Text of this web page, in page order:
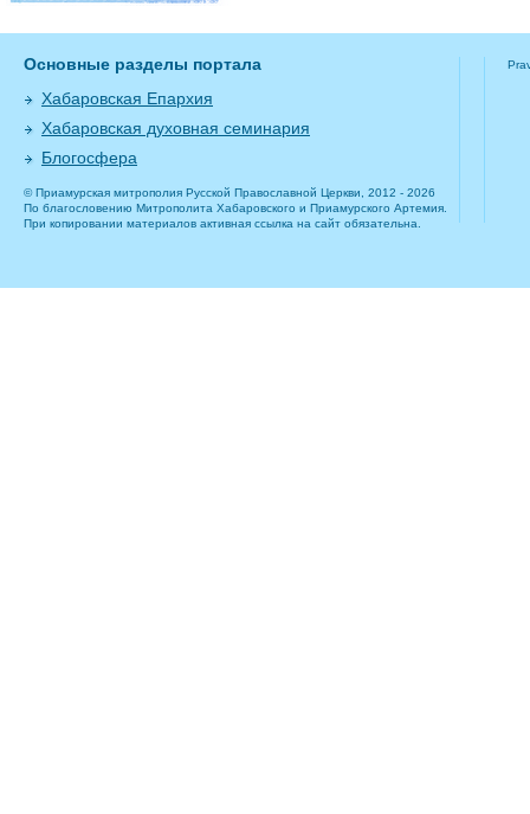
Основные разделы портала
Хабаровская Епархия
Хабаровская духовная семинария
Блогосфера
© Приамурская митрополия Русской Православной Церкви, 2012 - 2026
По благословению Митрополита Хабаровского и Приамурского Артемия.
При копировании материалов активная ссылка на сайт обязательна.